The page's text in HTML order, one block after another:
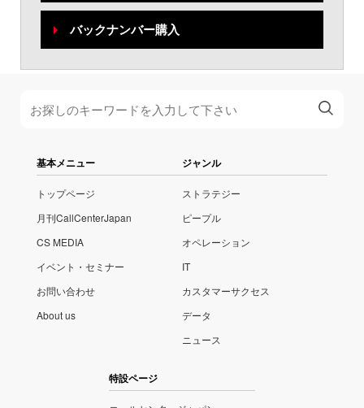
バックナンバー購入
基本メニュー
トップページ
月刊CallCenterJapan
CS MEDIA
イベント・セミナー
お問い合わせ
About us
ジャンル
ストラテジー
ピープル
オペレーション
IT
カスタマーサクセス
データ
ニュース
特設ページ